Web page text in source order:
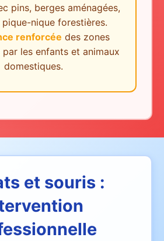
pins, berges aménagées,
pique-nique forestières.
renforcée des zones
les enfants et animaux
domestiques.
et souris :